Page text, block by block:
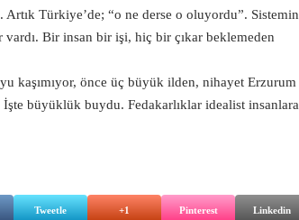
Türkiye’de; “o ne derse o oluyordu”. Sistemin
Bir insan bir işi, hiç bir çıkar beklemeden
kaşımıyor, önce üç büyük ilden, nihayet Erzurum
İşte büyüklük buydu. Fedakarlıklar idealist insanlara
Tweetle +1 Pinterest Linkedin